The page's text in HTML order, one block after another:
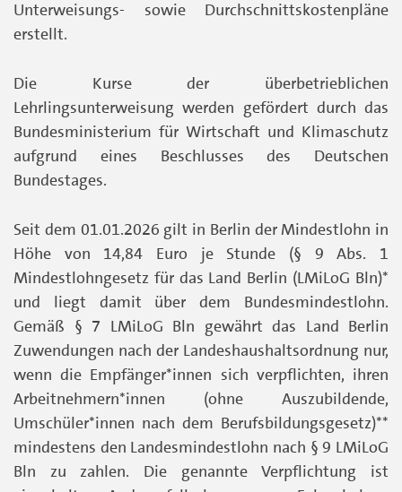
Unterweisungs- sowie Durchschnittskostenpläne
erstellt.
Die Kurse der überbetrieblichen
Lehrlingsunterweisung werden gefördert durch das
Bundesministerium für Wirtschaft und Klimaschutz
aufgrund eines Beschlusses des Deutschen
Bundestages.
Seit dem 01.01.2026 gilt in Berlin der Mindestlohn in
Höhe von 14,84 Euro je Stunde (§ 9 Abs. 1
Mindestlohngesetz für das Land Berlin (LMiLoG Bln)*
und liegt damit über dem Bundesmindestlohn.
Gemäß § 7 LMiLoG Bln gewährt das Land Berlin
Zuwendungen nach der Landeshaushaltsordnung nur,
wenn die Empfänger*innen sich verpflichten, ihren
Arbeitnehmern*innen (ohne Auszubildende,
Umschüler*innen nach dem Berufsbildungsgesetz)**
mindestens den Landesmindestlohn nach § 9 LMiLoG
Bln zu zahlen. Die genannte Verpflichtung ist